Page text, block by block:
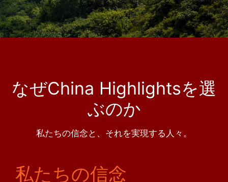
なぜChina Highlightsを選
ぶのか
私たちの信念と、それを実現する人々。
私たちの信念